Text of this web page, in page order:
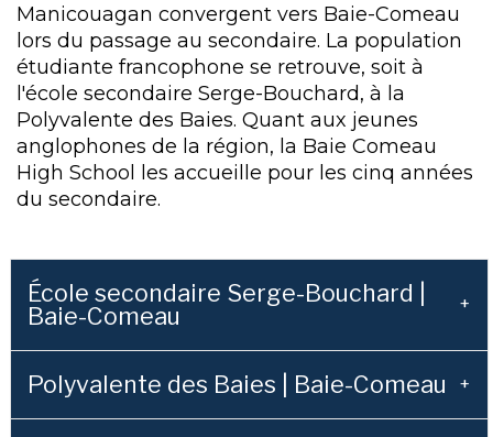
Manicouagan convergent vers Baie-Comeau
lors du passage au secondaire. La population
étudiante francophone se retrouve, soit à
l'école secondaire Serge-Bouchard, à la
Polyvalente des Baies. Quant aux jeunes
anglophones de la région, la Baie Comeau
High School les accueille pour les cinq années
du secondaire.
École secondaire Serge-Bouchard |
Baie-Comeau
Polyvalente des Baies | Baie-Comeau